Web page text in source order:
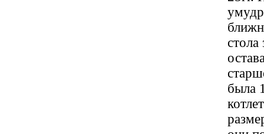
стола
была